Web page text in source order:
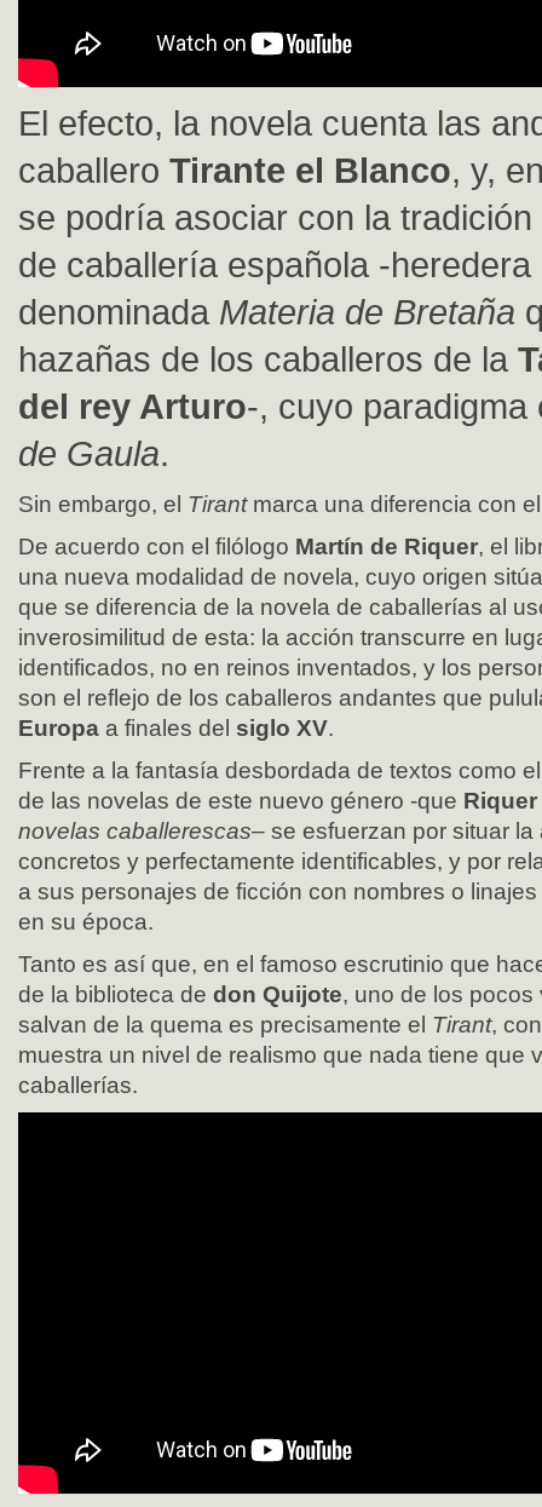
El efecto, la novela cuenta las
caballero Tirante el Blanco, y,
se podría asociar con la
de caballería española -heredera
denominada Materia de Bretaña
hazañas de los caballeros de la
del rey Arturo-, cuyo
de Gaula.
Sin embargo, el Tirant marca una diferencia con
De acuerdo con el filólogo Martín de Riquer, el
una nueva modalidad de novela, cuyo origen
que se diferencia de la novela de caballerías al
inverosimilitud de esta: la acción transcurre en
identificados, no en reinos inventados, y los
son el reflejo de los caballeros andantes que
Europa a finales del siglo XV.
Frente a la fantasía desbordada de textos como
de las novelas de este nuevo género -que Riquer
novelas caballerescas– se esfuerzan por situar
concretos y perfectamente identificables, y por
a sus personajes de ficción con nombres o
en su época.
Tanto es así que, en el famoso escrutinio que
de la biblioteca de don Quijote, uno de los
salvan de la quema es precisamente el Tirant,
muestra un nivel de realismo que nada tiene que
caballerías.